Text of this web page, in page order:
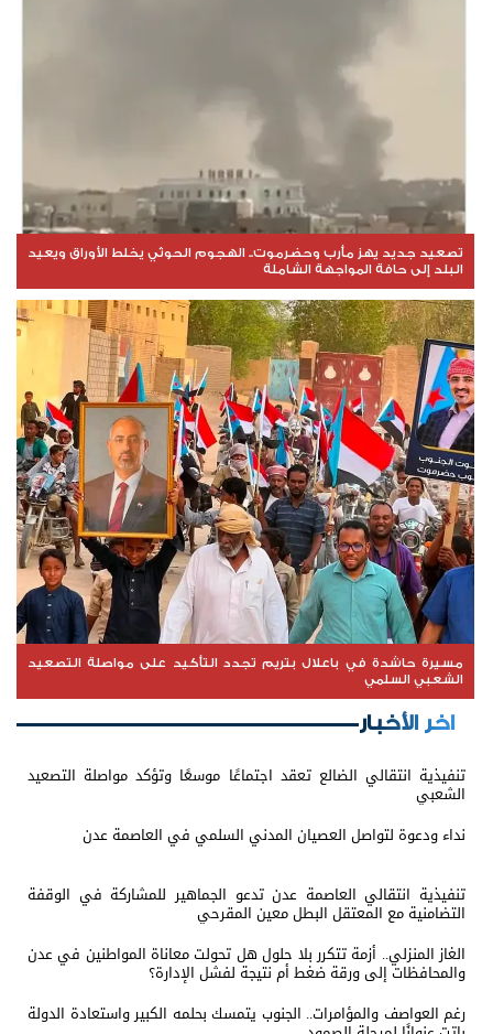
تصعيد جديد يهز مأرب وحضرموت.. الهجوم الحوثي يخلط الأوراق ويعيد
البلد إلى حافة المواجهة الشاملة
مسيرة حاشدة في باعلال بتريم تجدد التأكيد على مواصلة التصعيد
الشعبي السلمي
اخر الأخبار
تنفيذية انتقالي الضالع تعقد اجتماعًا موسعًا وتؤكد مواصلة التصعيد
الشعبي
نداء ودعوة لتواصل العصيان المدني السلمي في العاصمة عدن
تنفيذية انتقالي العاصمة عدن تدعو الجماهير للمشاركة في الوقفة
التضامنية مع المعتقل البطل معين المقرحي
الغاز المنزلي.. أزمة تتكرر بلا حلول هل تحولت معاناة المواطنين في عدن
والمحافظات إلى ورقة ضغط أم نتيجة لفشل الإدارة؟
رغم العواصف والمؤامرات.. الجنوب يتمسك بحلمه الكبير واستعادة الدولة